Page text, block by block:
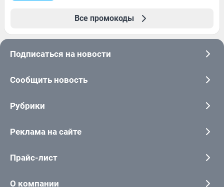
Все промокоды
Подписаться на новости
Сообщить новость
Рубрики
Реклама на сайте
Прайс-лист
О компании